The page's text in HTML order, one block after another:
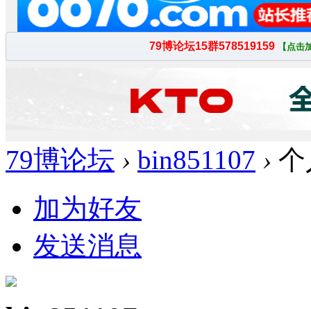
79博论坛 › bin851107 ›
加为好友
发送消息